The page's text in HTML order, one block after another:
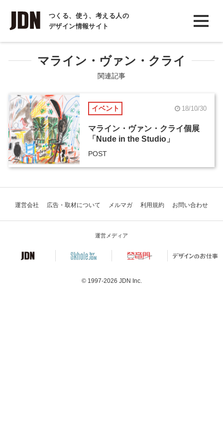
つくる、使う、考える人の
デザイン情報サイト
INTERVIEW
インタビュー
REPORT
COLUMN
コラム
マライン・ヴァン・クライ
関連記事
イベント 18/10/30
マライン・ヴァン・クライ個展
「Nude in the Studio」
POST
運営会社 広告・取材について メルマガ 利用規約 お問い合わせ
運営メディア
© 1997-2026 JDN Inc.